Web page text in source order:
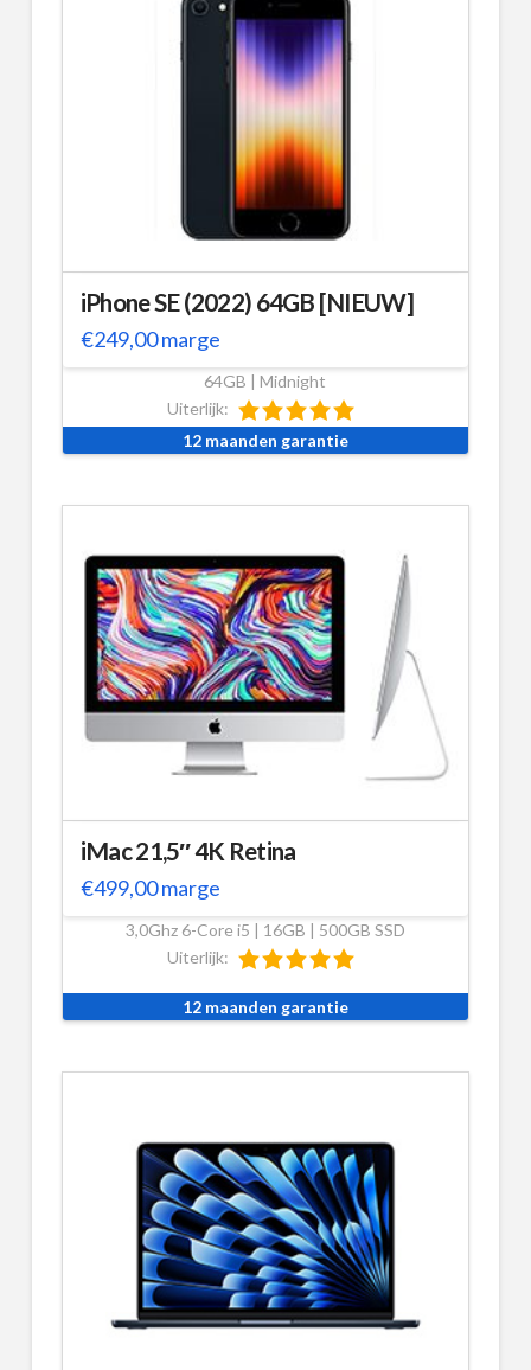
iPhone SE (2022) 64GB [NIEUW]
€249,00marge
64GB | Midnight
Uiterlijk:
12 maanden garantie
iMac 21,5″ 4K Retina
€499,00marge
3,0Ghz 6-Core i5 | 16GB | 500GB SSD
Uiterlijk:
12 maanden garantie